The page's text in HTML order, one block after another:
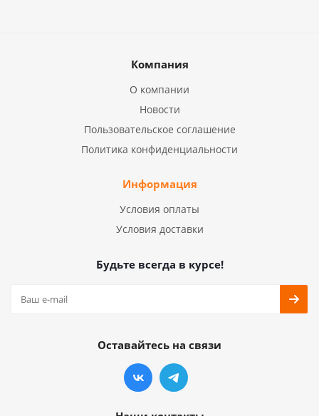
Компания
О компании
Новости
Пользовательское соглашение
Политика конфиденциальности
Информация
Условия оплаты
Условия доставки
Будьте всегда в курсе!
Оставайтесь на связи